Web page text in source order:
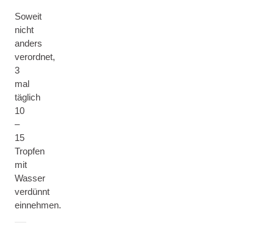
Soweit
nicht
anders
verordnet,
3
mal
täglich
10
–
15
Tropfen
mit
Wasser
verdünnt
einnehmen.